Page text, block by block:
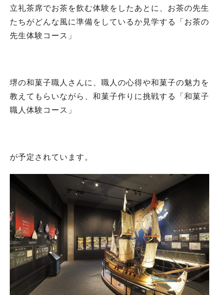
立礼茶席でお茶を飲む体験をしたあとに、お茶の先生
たちがどんな風に準備をしているか見学する「お茶の
先生体験コース」
堺の和菓子職人さんに、職人の心得や和菓子の魅力を
教えてもらいながら、和菓子作りに挑戦する「和菓子
職人体験コース」
が予定されています。